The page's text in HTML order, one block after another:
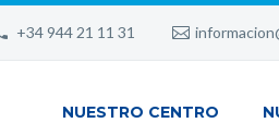
+34 944 21 11 31
NUESTRO CENTRO